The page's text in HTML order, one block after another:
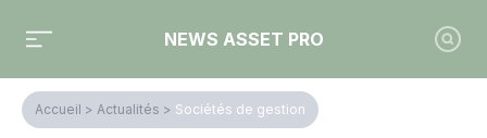
NEWS ASSET PRO
Accueil > Actualités > Sociétés de gestion